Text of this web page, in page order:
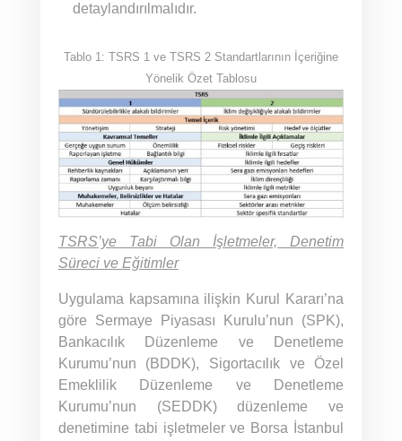
detaylandırılmalıdır.
Tablo 1: TSRS 1 ve TSRS 2 Standartlarının İçeriğine
Yönelik Özet Tablosu
TSRS’ye Tabi Olan İşletmeler, Denetim
Süreci ve Eğitimler
Uygulama kapsamına ilişkin Kurul Kararı’na
göre Sermaye Piyasası Kurulu’nun (SPK),
Bankacılık Düzenleme ve Denetleme
Kurumu’nun (BDDK), Sigortacılık ve Özel
Emeklilik Düzenleme ve Denetleme
Kurumu’nun (SEDDK) düzenleme ve
denetimine tabi işletmeler ve Borsa İstanbul